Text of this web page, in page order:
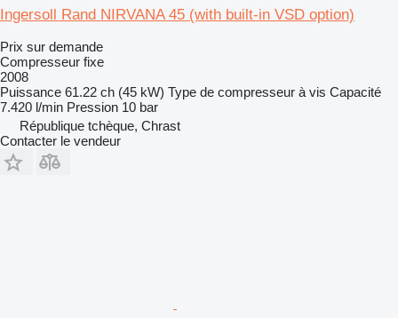
Ingersoll Rand NIRVANA 45 (with built-in VSD option)
Prix sur demande
Compresseur fixe
2008
Puissance 61.22 ch (45 kW) Type de compresseur à vis Capacité
7.420 l/min Pression 10 bar
République tchèque, Chrast
Contacter le vendeur